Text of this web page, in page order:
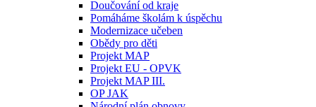
Doučování od kraje
Pomáháme školám k úspěchu
Modernizace učeben
Obědy pro děti
Projekt MAP
Projekt EU - OPVK
Projekt MAP III.
OP JAK